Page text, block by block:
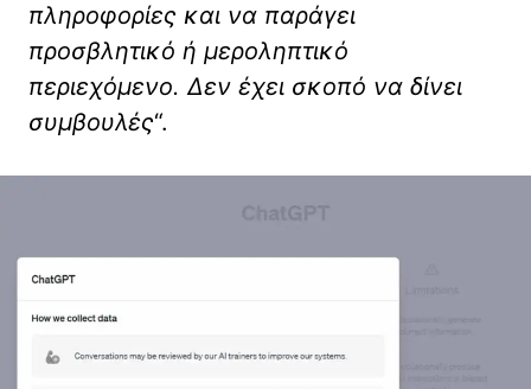
πληροφορίες και να παράγει
προσβλητικό ή μεροληπτικό
περιεχόμενο. Δεν έχει σκοπό να δίνει
συμβουλές“.